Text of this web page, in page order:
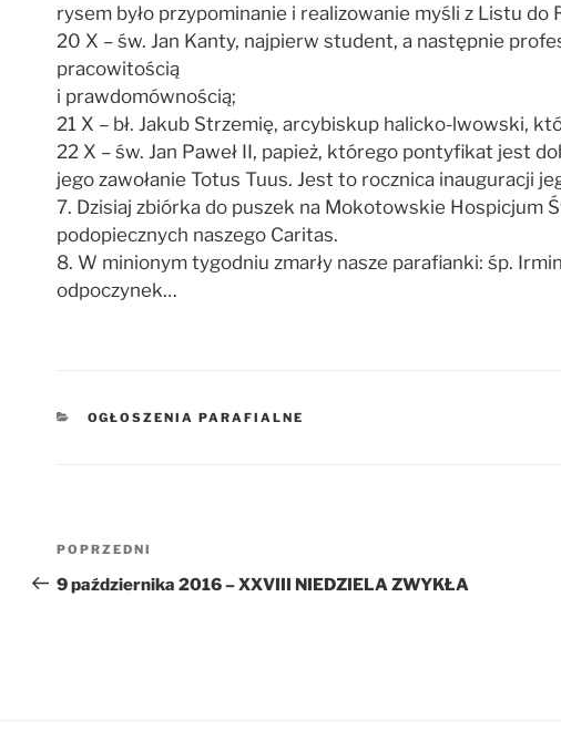
rysem było przypominanie i realizowanie myśli z Listu do
20 X – św. Jan Kanty, najpierw student, a następnie
pracowitością
i prawdomównością;
21 X – bł. Jakub Strzemię, arcybiskup halicko-lwowski,
22 X – św. Jan Paweł II, papież, którego pontyfikat jest
jego zawołanie Totus Tuus. Jest to rocznica inauguracji
7. Dzisiaj zbiórka do puszek na Mokotowskie Hospicjum
podopiecznych naszego Caritas.
8. W minionym tygodniu zmarły nasze parafianki: śp.
odpoczynek…
KATEGORIE
OGŁOSZENIA PARAFIALNE
Nawigacja
wpisu
Poprzedni
wpis
POPRZEDNI
9 października 2016 – XXVIII NIEDZIELA ZWYKŁA